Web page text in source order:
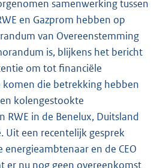
samenwerking tussen
en Gazprom hebben op
van Overeenstemming
is, blijkens het bericht
om tot financiële
die betrekking hebben
kolengestookte
RWE in de Benelux, Duitsland
Uit een recentelijk gesprek
en de CEO
er nu nog geen overeenkomst